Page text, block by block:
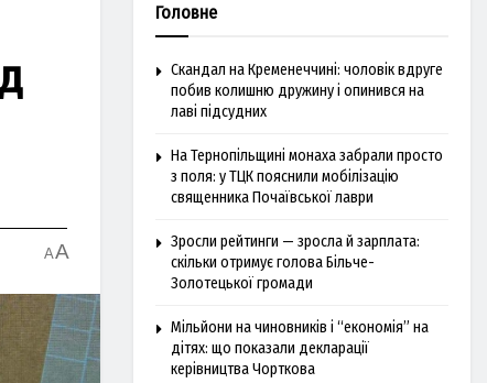
AA
Головне
Скандал на Кременеччині: чоловік вдруге
побив колишню дружину і опинився на
лаві підсудних
На Тернопільщині монаха забрали просто
з поля: у ТЦК пояснили мобілізацію
священника Почаївської лаври
Зросли рейтинги — зросла й зарплата:
скільки отримує голова Більче-
Золотецької громади
Мільйони на чиновників і “економія” на
дітях: що показали декларації
керівництва Чорткова